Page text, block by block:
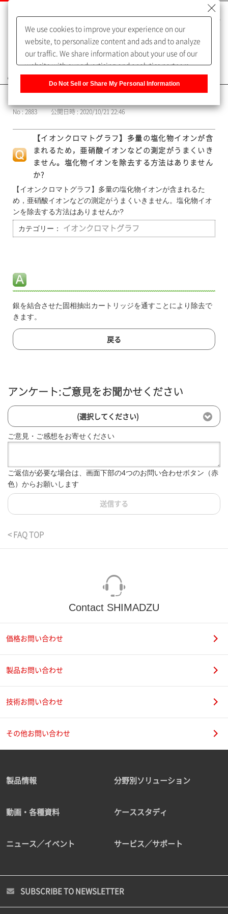
よくあるご質問（FAQ）
No : 2883 公開日時 : 2020/10/21 22:46
【イオンクロマトグラフ】多量の塩化物イオンが含
まれるため，亜硝酸イオンなどの測定がうまくいき
ません。塩化物イオンを除去する方法はありません
か?
【イオンクロマトグラフ】多量の塩化物イオンが含まれるた
め，亜硝酸イオンなどの測定がうまくいきません。塩化物イオ
ンを除去する方法はありませんか?
カテゴリー： イオンクロマトグラフ
銀を結合させた固相抽出カートリッジを通すことにより除去で
きます。
戻る
アンケート:ご意見をお聞かせください
(選択してください)
ご意見・ご感想をお寄せください
ご返信が必要な場合は、画面下部の4つのお問い合わせボタン（赤
色）からお願いします
送信する
< FAQ TOP
Contact SHIMADZU
価格お問い合わせ
製品お問い合わせ
技術お問い合わせ
その他お問い合わせ
製品情報 分野別ソリューション
動画・各種資料 ケーススタディ
ニュース／イベント サービス／サポート
SUBSCRIBE TO NEWSLETTER
We use cookies to improve your experience on our
website, to personalize content and ads and to analyze
our traffic. We share information about your use of our
website with our advertising and analytics partners,
of our sharing information about you with our partners.
Information] to customize your cookie settings on our
website.Privacy Policy
Do Not Sell or Share My Personal Information